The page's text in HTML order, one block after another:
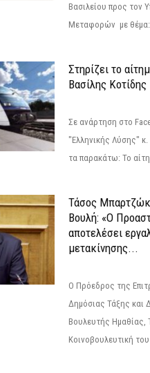
Βασιλείου προς τον
Μεταφορών με θέμα:
Στηρίζει το
Βασίλης Κοτίδης
Σε ανάρτηση στο
"Ελληνικής Λύσης"
τα παρακάτω: Το
Τάσος
Βουλή: «Ο
αποτελέσει
μετακίνησης...
Ο Πρόεδρος της
Δημόσιας Τάξης και
Βουλευτής
Κοινοβουλευτική